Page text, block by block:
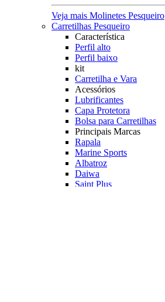
Veja mais Molinetes Pesqueiro
Carretilhas Pesqueiro
Característica
Perfil alto
Perfil baixo
kit
Carretilha e Vara
Acessórios
Lubrificantes
Capa Protetora
Bolsa para Carretilhas
Principais Marcas
Rapala
Marine Sports
Albatroz
Daiwa
Saint Plus